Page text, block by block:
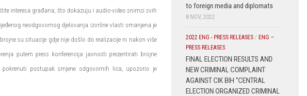
interesa građana, što dokazuju i audio-video snimci svih
neodgovornog djelovanja izvršne vlasti smanjena je
su situacije gdje nije došlo do realizacije ni nakon više
putem press konferencija javnosti prezentirati brojne
postupak smjene odgovornih lica, upozorio je
to foreign media and diplomats
8 NOV, 2022
2022 ENG - PRESS RELEASES / ENG –
PRESS RELEASES
FINAL ELECTION RESULTS AND
NEW CRIMINAL COMPLAINT
AGAINST CIK BIH “CENTRAL
ELECTION ORGANIZED CRIMINAL